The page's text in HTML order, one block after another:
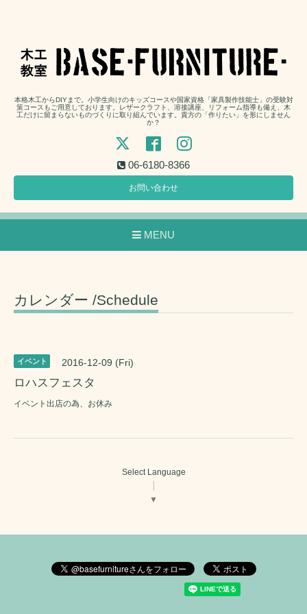
本格木工からDIYまで。小学生向けのキッズコースや国家資格「家具製作技能士」の受験対
策コースもご用意しております。レザークラフト、溶接講座、リフォーム指導も備え、木
工だけに留まらないものづくりに取り組んでいます。貴方の「作りたい」を形にしません
か？
06-6180-8366
お問い合わせ
MENU
カレンダー /Schedule
イベント 2016-12-09 (Fri)
ロハスフェスタ
イベント出店の為、お休み
Select Language
▼